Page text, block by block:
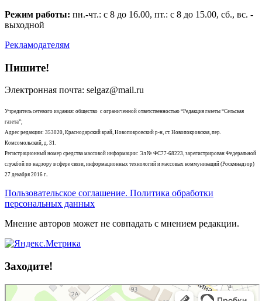
Режим работы: пн.-чт.: с 8 до 16.00, пт.: с 8 до 15.00, сб., вс. -
выходной
Рекламодателям
Пишите!
Электронная почта: selgaz@mail.ru
Учредитель сетевого издания: общество с ограниченной ответственностью “Редакция газеты “Сельская
газета”;
Адрес редакции: 353020, Краснодарский край, Новопокровский р-н, ст. Новопокровская, пер.
Комсомольский, д. 31.
Регистрационный номер средства массовой информации: Эл № ФС77-68223, зарегистрирован Федеральной
службой по надзору в сфере связи, информационных технологий и массовых коммуникаций (Роскмнадзор)
27 декабря 2016 г..
Пользовательское соглашение. Политика обработки
персональных данных
Мнение авторов может не совпадать с мнением редакции.
Заходите!